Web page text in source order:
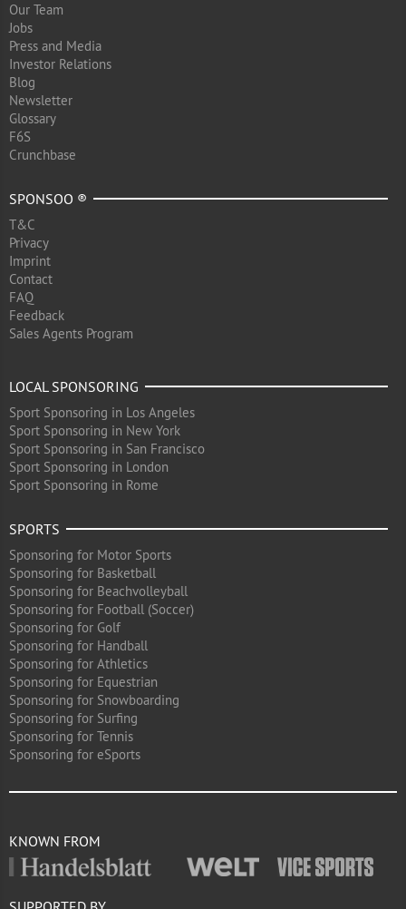
Our Team
Jobs
Press and Media
Investor Relations
Blog
Newsletter
Glossary
F6S
Crunchbase
SPONSOO ®
T&C
Privacy
Imprint
Contact
FAQ
Feedback
Sales Agents Program
LOCAL SPONSORING
Sport Sponsoring in Los Angeles
Sport Sponsoring in New York
Sport Sponsoring in San Francisco
Sport Sponsoring in London
Sport Sponsoring in Rome
SPORTS
Sponsoring for Motor Sports
Sponsoring for Basketball
Sponsoring for Beachvolleyball
Sponsoring for Football (Soccer)
Sponsoring for Golf
Sponsoring for Handball
Sponsoring for Athletics
Sponsoring for Equestrian
Sponsoring for Snowboarding
Sponsoring for Surfing
Sponsoring for Tennis
Sponsoring for eSports
KNOWN FROM